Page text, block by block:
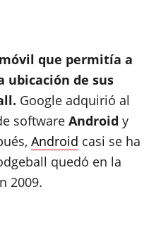
que permitía a
ubicación de sus
Google adquirió al
software Android y
Android casi se ha
quedó en la
2009.